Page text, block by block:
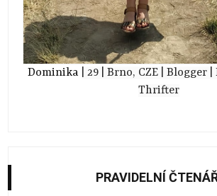
Dominika | 29 | Brno, CZE | Blogger
Thrifter
PRAVIDELNÍ